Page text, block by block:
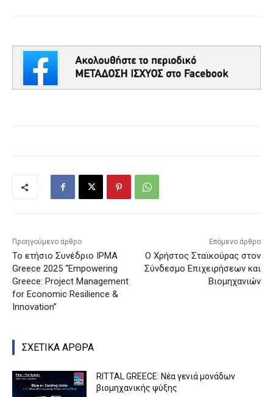
Προηγούμενο άρθρο
Το ετήσιο Συνέδριο IPMA
Greece 2025 “Empowering
Greece: Project Management
for Economic Resilience &
Innovation”
Επόμενο άρθρο
Ο Χρήστος Σταϊκούρας στον
Σύνδεσμο Επιχειρήσεων και
Βιομηχανιών
ΣΧΕΤΙΚΑ ΑΡΘΡΑ
RITTAL GREECE: Νέα γενιά μονάδων
βιομηχανικής ψύξης